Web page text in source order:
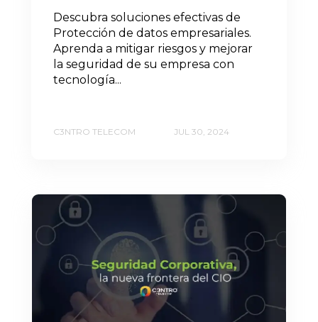
Descubra soluciones efectivas de
Protección de datos empresariales.
Aprenda a mitigar riesgos y mejorar
la seguridad de su empresa con
tecnología...
C3NTRO TELECOM JUL 30, 2024